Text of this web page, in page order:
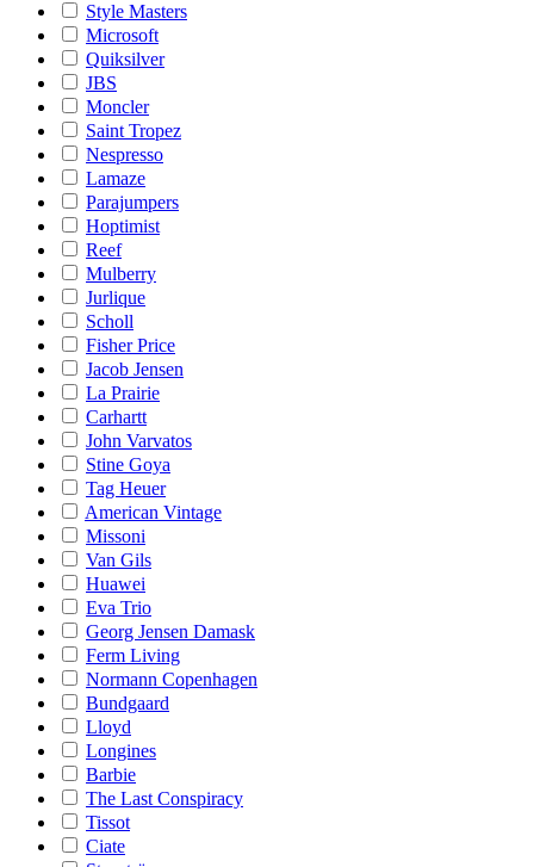
Style Masters
Microsoft
Quiksilver
JBS
Moncler
Saint Tropez
Nespresso
Lamaze
Parajumpers
Hoptimist
Reef
Mulberry
Jurlique
Scholl
Fisher Price
Jacob Jensen
La Prairie
Carhartt
John Varvatos
Stine Goya
Tag Heuer
American Vintage
Missoni
Van Gils
Huawei
Eva Trio
Georg Jensen Damask
Ferm Living
Normann Copenhagen
Bundgaard
Lloyd
Longines
Barbie
The Last Conspiracy
Tissot
Ciate